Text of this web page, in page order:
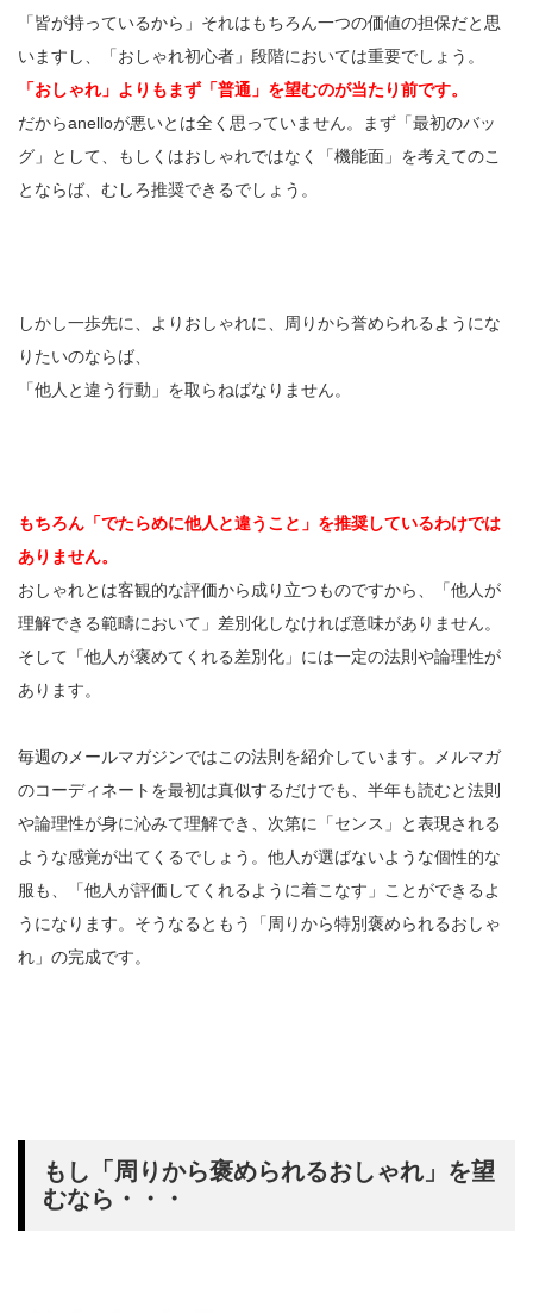
「皆が持っているから」それはもちろん一つの価値の担保だと思
いますし、「おしゃれ初心者」段階においては重要でしょう。
「おしゃれ」よりもまず「普通」を望むのが当たり前です。
だからanelloが悪いとは全く思っていません。まず「最初のバッ
グ」として、もしくはおしゃれではなく「機能面」を考えてのこ
とならば、むしろ推奨できるでしょう。
しかし一歩先に、よりおしゃれに、周りから誉められるようにな
りたいのならば、
「他人と違う行動」を取らねばなりません。
もちろん「でたらめに他人と違うこと」を推奨しているわけでは
ありません。
おしゃれとは客観的な評価から成り立つものですから、「他人が
理解できる範疇において」差別化しなければ意味がありません。
そして「他人が褒めてくれる差別化」には一定の法則や論理性が
あります。
毎週のメールマガジンではこの法則を紹介しています。メルマガ
のコーディネートを最初は真似するだけでも、半年も読むと法則
や論理性が身に沁みて理解でき、次第に「センス」と表現される
ような感覚が出てくるでしょう。他人が選ばないような個性的な
服も、「他人が評価してくれるように着こなす」ことができるよ
うになります。そうなるともう「周りから特別褒められるおしゃ
れ」の完成です。
もし「周りから褒められるおしゃれ」を望
むなら・・・